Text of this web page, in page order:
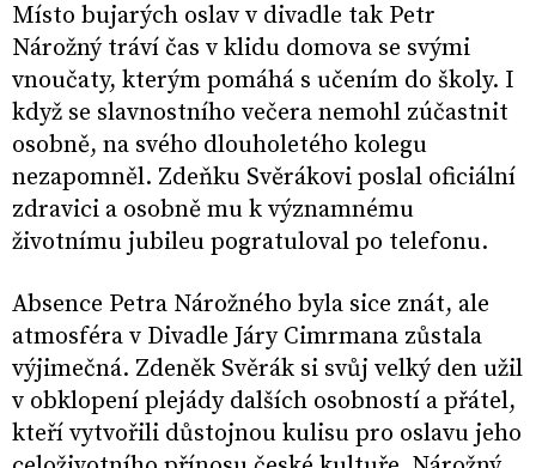
Místo bujarých oslav v divadle tak Petr
Nárožný tráví čas v klidu domova se svými
vnoučaty, kterým pomáhá s učením do školy. I
když se slavnostního večera nemohl zúčastnit
osobně, na svého dlouholetého kolegu
nezapomněl. Zdeňku Svěrákovi poslal oficiální
zdravici a osobně mu k významnému
životnímu jubileu pogratuloval po telefonu.
Absence Petra Nárožného byla sice znát, ale
atmosféra v Divadle Járy Cimrmana zůstala
výjimečná. Zdeněk Svěrák si svůj velký den užil
v obklopení plejády dalších osobností a přátel,
kteří vytvořili důstojnou kulisu pro oslavu jeho